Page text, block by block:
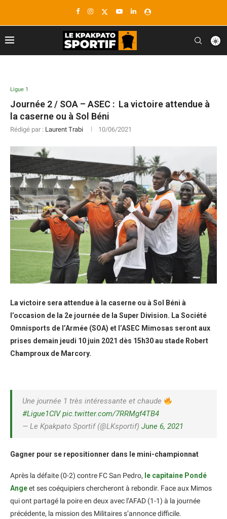
Ligue 1
Journée 2 / SOA – ASEC : La victoire attendue à
la caserne ou à Sol Béni
Rédigé par : Laurent Trabi 10/06/2021
La victoire sera attendue à la caserne ou à Sol Béni à
l’occasion de la 2e journée de la Super Division. La Société
Omnisports de l’Armée (SOA) et l’ASEC Mimosas seront aux
prises demain jeudi 10 juin 2021 dès 15h30 au stade Robert
Champroux de Marcory.
Une journée 1 très intéressante et chaude
#Ligue1CIV pic.twitter.com/7RRMgf4TB4
— Le Kpakpato Sportif (@LKsportif) June 6, 2021
Gagner pour se repositionner dans le mini-championnat
Après la défaite (0-2) contre FC San Pedro, le capitaine Pondé
Angeet ses coéquipiers chercheront à rebondir. Face aux Mimos
qui ont partagé la poire en deux avec l’AFAD (1-1) à la journée
précédente, la mission des Militaires s’annonce difficile.